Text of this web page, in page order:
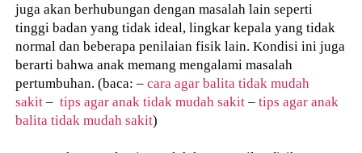
juga akan berhubungan dengan masalah lain seperti
tinggi badan yang tidak ideal, lingkar kepala yang tidak
normal dan beberapa penilaian fisik lain. Kondisi ini juga
berarti bahwa anak memang mengalami masalah
pertumbuhan. (baca: –cara agar balita tidak mudah
sakit –tips agar anak tidak mudah sakit –tips agar anak
balita tidak mudah sakit)